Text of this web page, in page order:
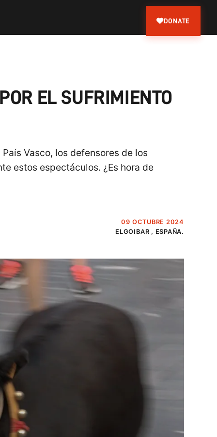
DONATE
EL SUFRIMIENTO
Vasco, los defensores de los
estos espectáculos. ¿Es hora de
09 OCTUBRE 2024
ELGOIBAR , ESPAÑA.